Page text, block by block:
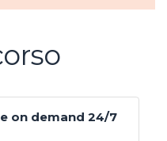
on demand 24/7